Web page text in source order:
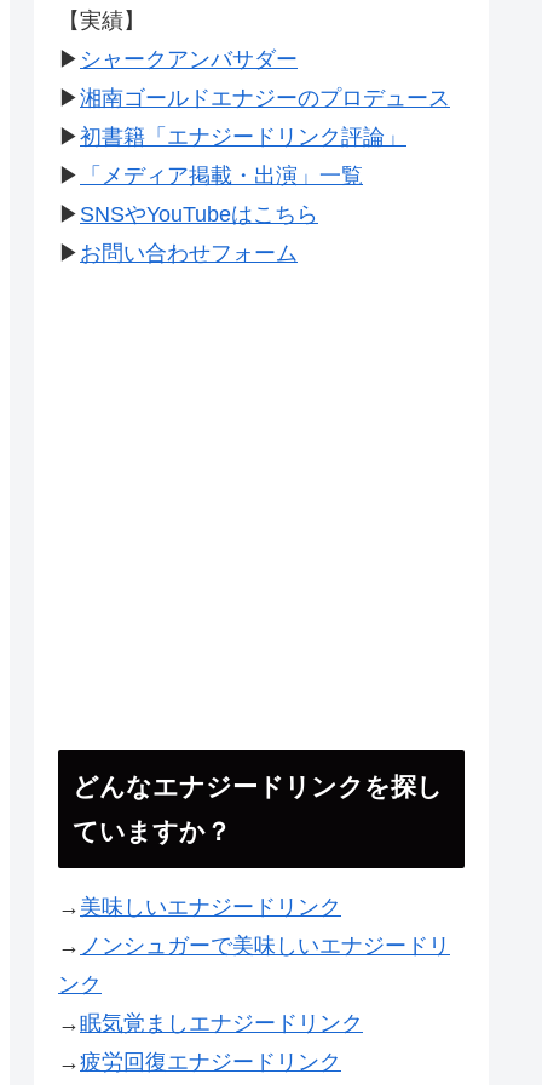
【実績】
▶ シャークアンバサダー
▶湘南ゴールドエナジーのプロデュース
▶初書籍「エナジードリンク評論」
▶
「メディア掲載・出演」一覧
▶ SNSやYouTubeはこちら
▶ お問い合わせフォーム
どんなエナジードリンクを探し
ていますか？
→ 美味しいエナジードリンク
→ ノンシュガーで美味しいエナジードリ
ンク
→眠気覚ましエナジードリンク
→疲労回復エナジードリンク